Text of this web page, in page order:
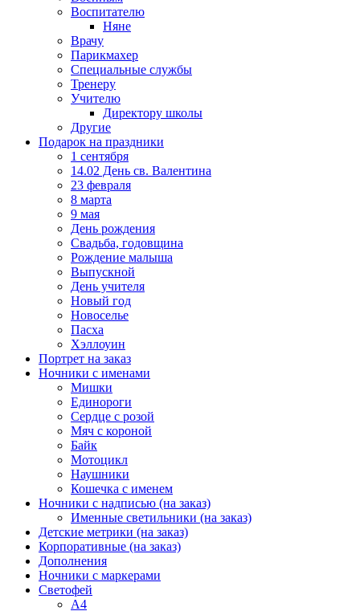
Воспитателю
Няне
Врачу
Парикмахер
Специальные службы
Тренеру
Учителю
Директору школы
Другие
Подарок на праздники
1 сентября
14.02 День св. Валентина
23 февраля
8 марта
9 мая
День рождения
Свадьба, годовщина
Рождение малыша
Выпускной
День учителя
Новый год
Новоселье
Пасха
Хэллоуин
Портрет на заказ
Ночники с именами
Мишки
Единороги
Сердце с розой
Мяч с короной
Байк
Мотоцикл
Наушники
Кошечка с именем
Ночники с надписью (на заказ)
Именные светильники (на заказ)
Детские метрики (на заказ)
Корпоративные (на заказ)
Дополнения
Ночники с маркерами
Светофей
А4